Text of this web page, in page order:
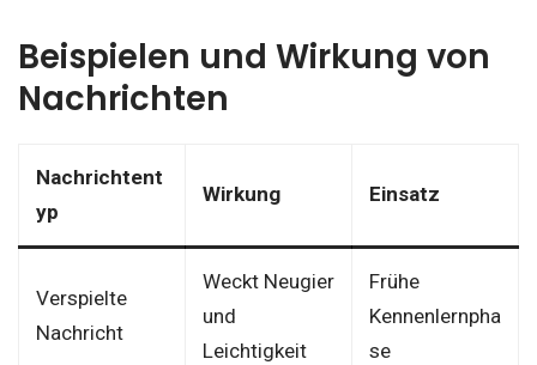
Beispielen und Wirkung von
Nachrichten
Nachrichtent
yp
Wirkung Einsatz
Verspielte
Nachricht
Weckt Neugier
und
Leichtigkeit
Frühe
Kennenlernpha
se